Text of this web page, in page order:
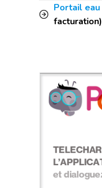
Portail eau
facturation)